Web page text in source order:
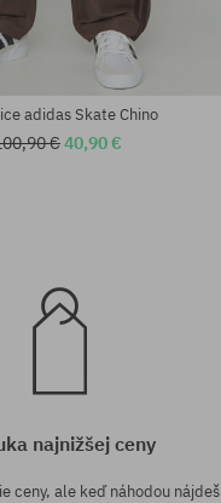
adidas Skate Chino
€40,90 €
najnižšej ceny
ceny, ale keď náhodou nájdeš